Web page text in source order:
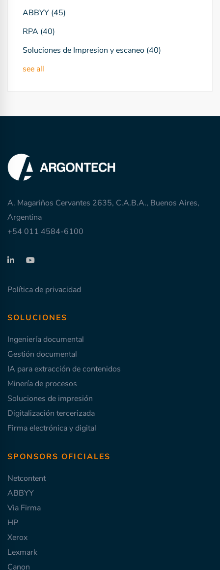
ABBYY (45)
RPA (40)
Soluciones de Impresion y escaneo (40)
see all
A. Magariños Cervantes 2635, C.A.B.A., Buenos Aires,
Argentina
+54 011 4584-6100
Política de privacidad
SOLUCIONES
Ingeniería documental
Gestión documental
IA para extracción de contenidos
Minería de procesos
Soluciones de impresión
Digitalización tercerizada
Firma electrónica y digital
SPONSORS OFICIALES
Netcontent
ABBYY
Via Firma
HP
Xerox
Lexmark
Canon